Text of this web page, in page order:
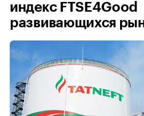
индекс FTSE4Good
развивающихся